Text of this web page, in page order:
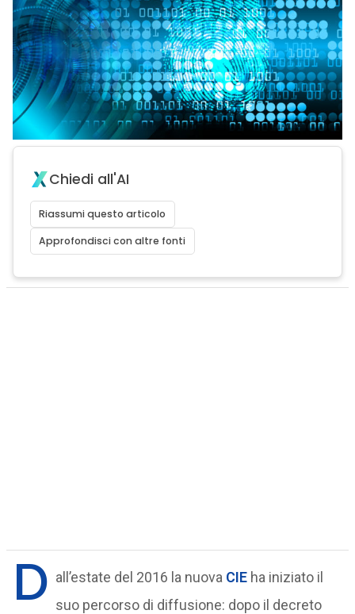
Chiedi all'AI
Riassumi questo articolo
Approfondisci con altre fonti
D all’estate del 2016 la nuova CIEha iniziato il
suo percorso di diffusione: dopo il decreto